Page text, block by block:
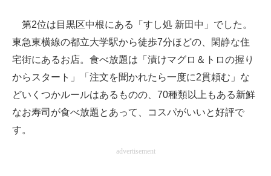
第2位は目黒区中根にある「すし処 新田中」でした。
東急東横線の都立大学駅から徒歩7分ほどの、閑静な住
宅街にあるお店。食べ放題は「漬けマグロ＆トロの握り
からスタート」「注文を聞かれたら一度に2貫頼む」な
どいくつかルールはあるものの、70種類以上もある新鮮
なお寿司が食べ放題とあって、コスパがいいと好評で
す。
advertisement